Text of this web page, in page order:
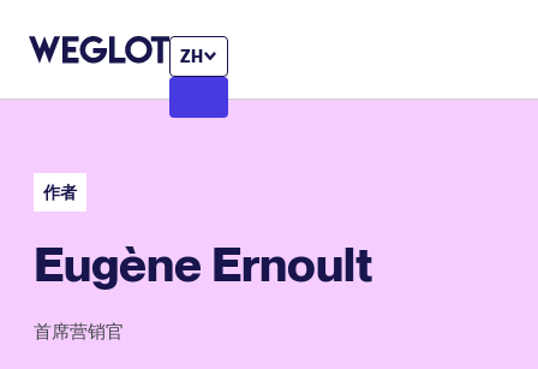
ZH
作者
Eugène Ernoult
首席营销官